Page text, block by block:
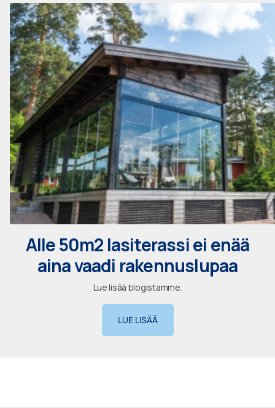
Alle 50m2 lasiterassi ei enää
aina vaadi rakennuslupaa
Lue lisää blogistamme.
LUE LISÄÄ